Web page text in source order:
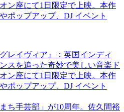
ン座にて1日限定で上映。本作
ポップアップ、DJ イベント
レイヴィア』：英国インディ
スを追った奇妙で美しい音楽ド
ン座にて1日限定で上映。本作
ポップアップ、DJ イベント
ち手芸部」が10周年。佐久間裕